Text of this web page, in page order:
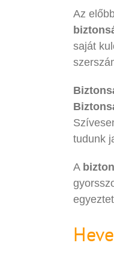
Az
saját
tudunk
A